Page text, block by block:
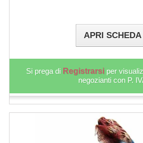
APRI SCHEDA
Si prega di Registrarsi per
negozianti con P.